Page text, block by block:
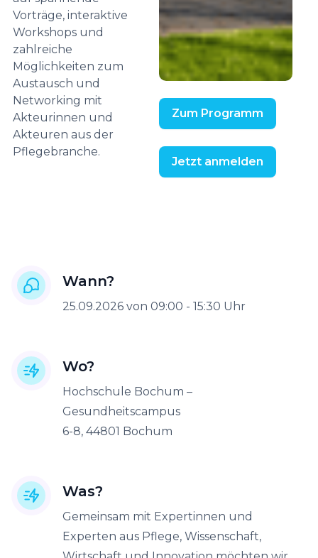
Vorträge, interaktive
Workshops und
zahlreiche
Möglichkeiten zum
Austausch und
Networking mit
Akteurinnen und
Akteuren aus der
Pflegebranche.
Zum Programm
Jetzt anmelden
Wann?
25.09.2026 von 09:00 - 15:30 Uhr
Wo?
Hochschule Bochum –
Gesundheitscampus
6-8, 44801 Bochum
Was?
Gemeinsam mit Expertinnen und
Experten aus Pflege, Wissenschaft,